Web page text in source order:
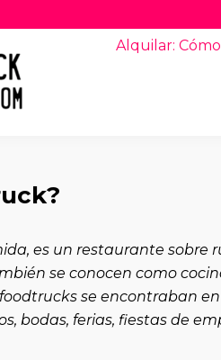
Alquilar:
es un restaurante sobre
se conocen como
se encontraban
bodas, ferias, fiestas de